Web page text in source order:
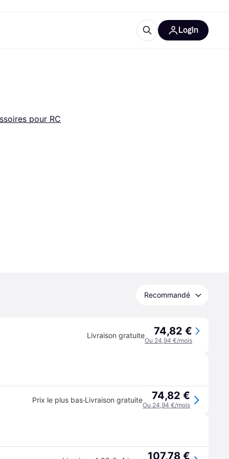
Login
pour RC
Recommandé
Livraison gratuite 74,82 €
Ou 24,94 €/mois
Prix le plus bas·Livraison gratuite 74,82 €
Ou 24,94 €/mois
107,78 €